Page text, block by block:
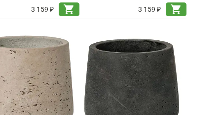
3 159 ₽
shopping_cart
3 159 ₽
shopping_cart